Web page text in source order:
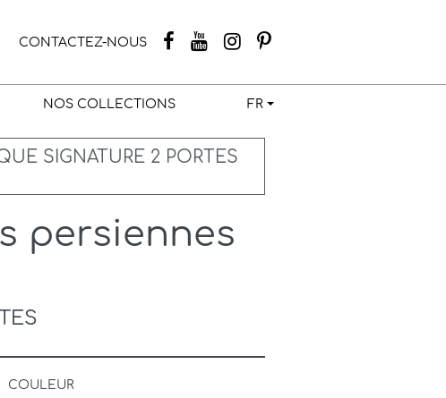
CONTACTEZ-NOUS
NOS COLLECTIONS FR
SIGNATURE 2 PORTES
persiennes
COULEUR